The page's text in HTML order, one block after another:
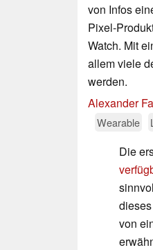
von Infos
Pixel-
Watch. Mit
allem viele
werden.
Alexander
Wearable
Die
von